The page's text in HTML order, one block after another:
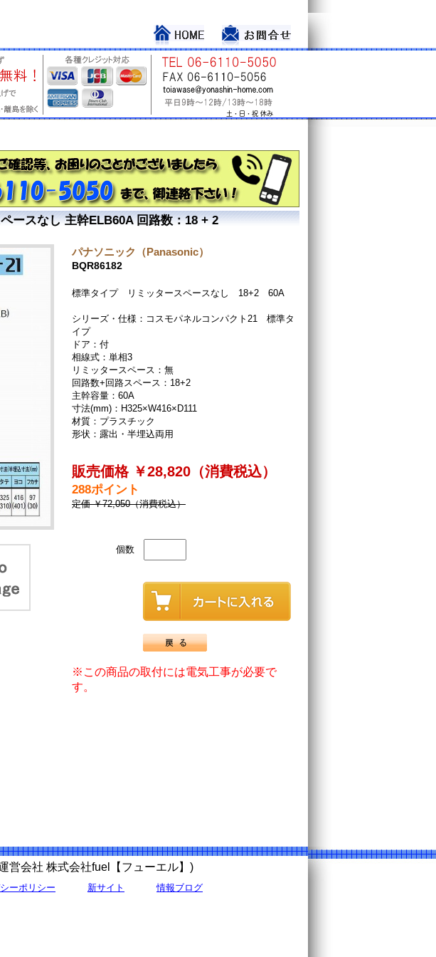
ースなし 主幹ELB60A 回路数：18 + 2
パナソニック（Panasonic）
BQR86182
標準タイプ リミッタースペースなし 18+2 60A
シリーズ・仕様：コスモパネルコンパクト21 標準タ
イプ
ドア：付
相線式：単相3
リミッタースペース：無
回路数+回路スペース：18+2
主幹容量：60A
寸法(mm)：H325×W416×D111
材質：プラスチック
形状：露出・半埋込両用
販売価格 ￥28,820（消費税込）
288ポイント
定価 ￥72,050（消費税込）
個数
※この商品の取付には電気工事が必要で
す。
営会社 株式会社fuel【フューエル】)
ーポリシー 新サイト 情報ブログ